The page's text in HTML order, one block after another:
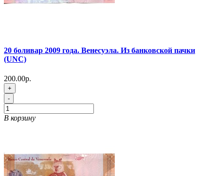
20 боливар 2009 года. Венесуэла. Из банковской пачки
(UNC)
200.00р.
+
-
В корзину